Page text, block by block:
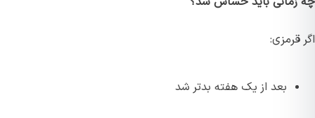
اگر قرمزی:
بعد از یک هفته بدتر شد